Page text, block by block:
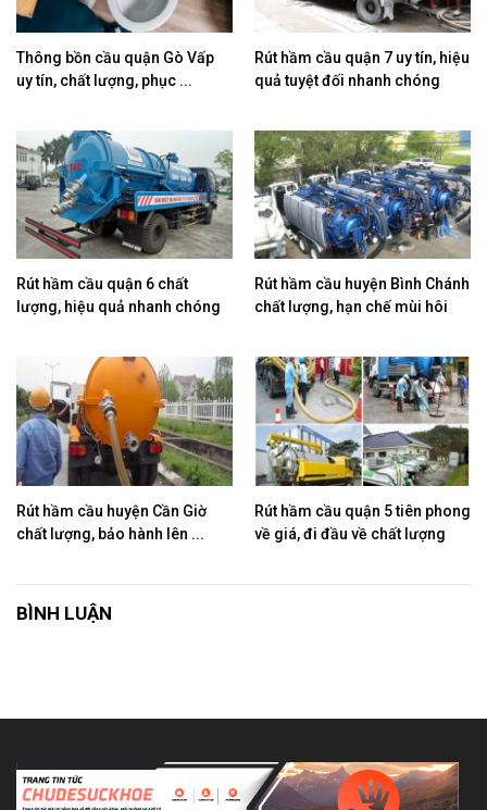
Thông bồn cầu quận Gò Vấp
uy tín, chất lượng, phục ...
Rút hầm cầu quận 7 uy tín, hiệu
quả tuyệt đối nhanh chóng
Rút hầm cầu quận 6 chất
lượng, hiệu quả nhanh chóng
Rút hầm cầu huyện Bình Chánh
chất lượng, hạn chế mùi hôi
Rút hầm cầu huyện Cần Giờ
chất lượng, bảo hành lên ...
Rút hầm cầu quận 5 tiên phong
về giá, đi đầu về chất lượng
BÌNH LUẬN